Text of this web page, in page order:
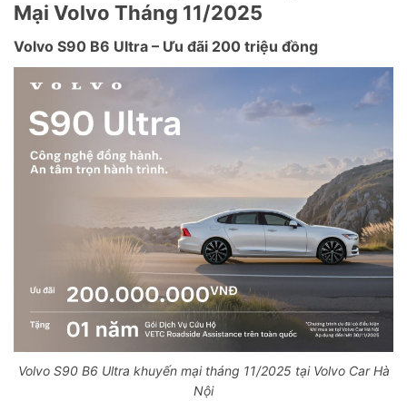
Mại Volvo Tháng 11/2025
Volvo S90 B6 Ultra – Ưu đãi 200 triệu đồng
Volvo S90 B6 Ultra khuyến mại tháng 11/2025 tại Volvo Car Hà
Nội